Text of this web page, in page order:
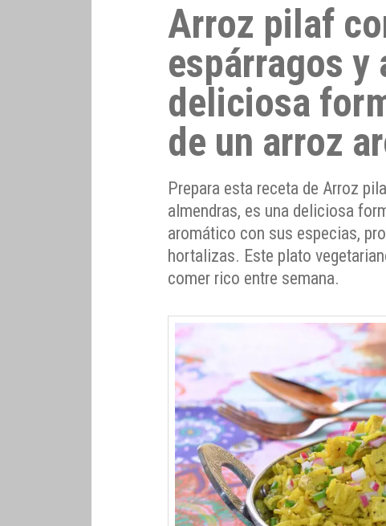
Arroz pilaf
espárragos y
deliciosa
de un arroz
Prepara esta receta de Arroz
almendras, es una deliciosa
aromático con sus especias,
hortalizas. Este plato
comer rico entre semana.